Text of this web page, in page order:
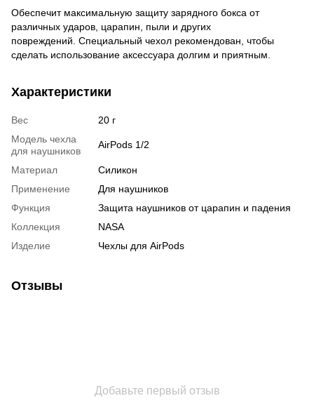
Обеспечит максимальную защиту зарядного бокса от
различных ударов, царапин, пыли и других
повреждений. Специальный чехол рекомендован, чтобы
сделать использование аксессуара долгим и приятным.
Характеристики
Вес
20 г
Модель чехла
для наушников
AirPods 1/2
Материал
Силикон
Применение
Для наушников
Функция
Защита наушников от царапин и падения
Коллекция
NASA
Изделие
Чехлы для AirPods
Отзывы
Добавьте первый отзыв